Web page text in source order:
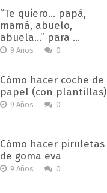
“Te quiero… papá,
mamá, abuelo,
abuela…” para …
9 Años 0
Cómo hacer coche de
papel (con plantillas)
9 Años 0
Cómo hacer piruletas
de goma eva
9 Años 0